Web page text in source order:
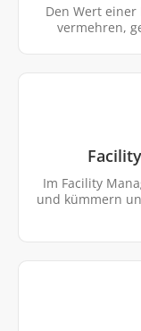
Den Wert
vermehren,
Im Facility
und kümmern